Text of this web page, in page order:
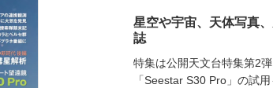
星空や宇宙、天体写真
誌
特集は公開天文台特集第2
「Seestar S30 Pro」の試